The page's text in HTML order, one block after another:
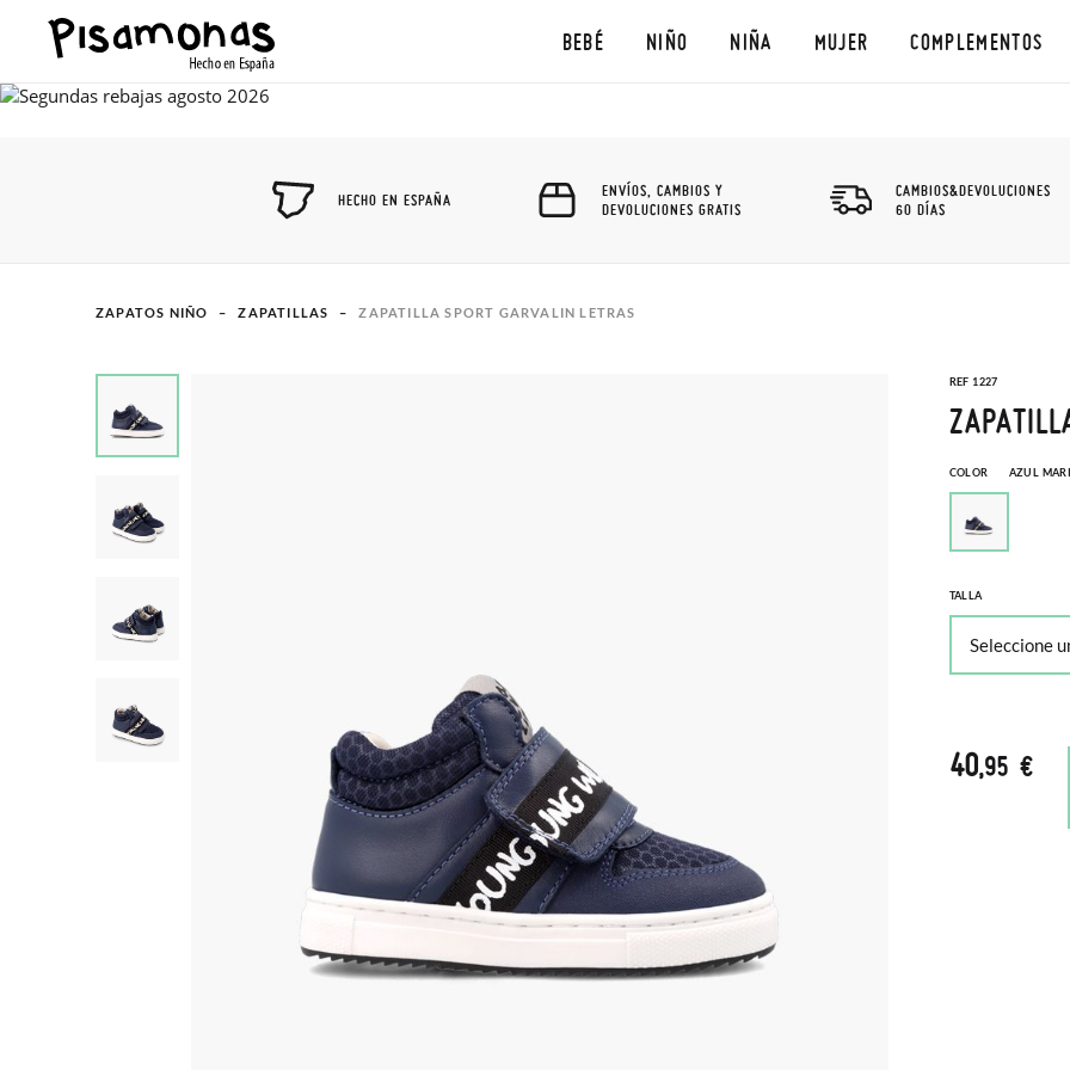
BEBÉ NIÑO NIÑA MUJER COMPLEMENTOS
HECHO EN ESPAÑA
ENVÍOS, CAMBIOS Y
DEVOLUCIONES GRATIS
CAMBIOS&DEVOLUCIONES
60 DÍAS
ZAPATOS NIÑO ZAPATILLAS ZAPATILLA SPORT GARVALIN LETRAS
REF 1227
COLOR AZUL
TALLA
40,95 €